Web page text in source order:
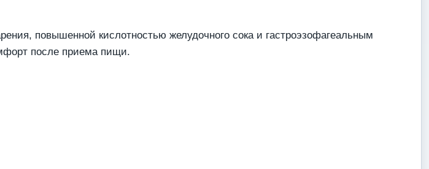
повышенной кислотностью желудочного сока и гастроэзофагеальным
после приема пищи.